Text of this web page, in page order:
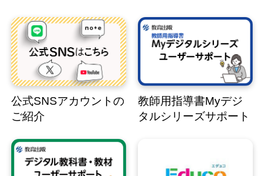
公式SNSアカウントの
ご紹介
教師用指導書Myデジ
タルシリーズサポート